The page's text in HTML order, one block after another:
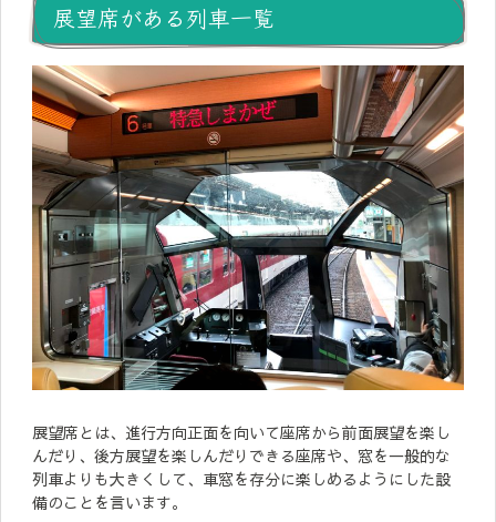
展望席がある列車一覧
展望席とは、進行方向正面を向いて座席から前面展望を楽し
んだり、後方展望を楽しんだりできる座席や、窓を一般的な
列車よりも大きくして、車窓を存分に楽しめるようにした設
備のことを言います。